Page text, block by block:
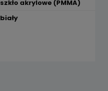
szkło akrylowe (PMMA)
biały